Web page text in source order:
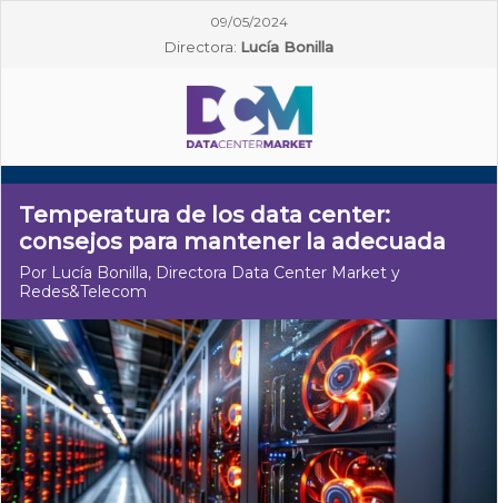
09/05/2024
Directora: Lucía Bonilla
Temperatura de los data center:
consejos para mantener la adecuada
Por Lucía Bonilla, Directora Data Center Market y
Redes&Telecom